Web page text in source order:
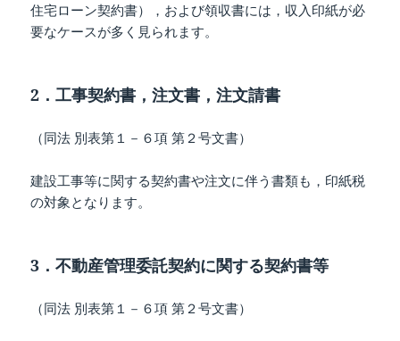
住宅ローン契約書），および領収書には，収入印紙が必
要なケースが多く見られます。
2．工事契約書，注文書，注文請書
（同法 別表第１－６項 第２号文書）
建設工事等に関する契約書や注文に伴う書類も，印紙税
の対象となります。
3．不動産管理委託契約に関する契約書等
（同法 別表第１－６項 第２号文書）